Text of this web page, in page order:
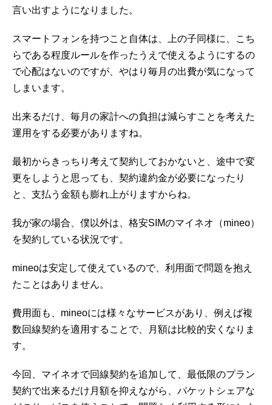
言い出すようになりました。
スマートフォンを持つこと自体は、上の子同様に、こち
らである程度ルールを作ったうえで使えるようにするの
で心配はないのですが、やはり毎月の出費が気になって
しまいます。
出来るだけ、毎月の家計への負担は減らすことを考えた
運用をする必要がありますね。
最初からきっちり考えて契約しておかないと、途中で変
更をしようと思っても、契約違約金が必要になったり
と、支払う金額も膨れ上がりますからね。
我が家の場合、僕以外は、格安SIMのマイネオ（mineo）
を契約している状況です。
mineoは安定して使えているので、利用面で問題を抱え
たことはありません。
費用面も、mineoには様々なサービスがあり、例えば複
数回線契約を適用することで、月額は比較的安くなりま
す。
今回、マイネオで回線契約を追加して、最低限のプラン
契約で出来るだけ月額を抑えながら、パケットシェアな